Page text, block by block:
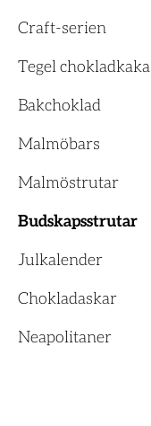
Craft-serien
Tegel chokladkaka
Bakchoklad
Malmöbars
Malmöstrutar
Budskapsstrutar
Julkalender
Chokladaskar
Neapolitaner